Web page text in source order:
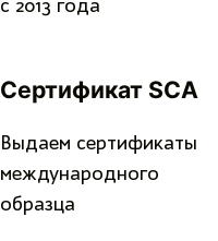
с 2013 года
Сертификат SCA
Выдаем сертификаты
международного
образца